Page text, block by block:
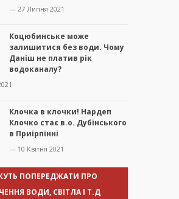
— 27 Липня 2021
Коцюбинське може
залишитися без води. Чому
Даніш не платив рік
водоканалу?
Клочка в клочки! Нардеп
Клочко стає в.о. Дубінського
в Приірпінні
— 10 Квітня 2021
ПОПЕРЕДЖАТИ ПРО
ВОДИ, СВІТЛА І Т.Д